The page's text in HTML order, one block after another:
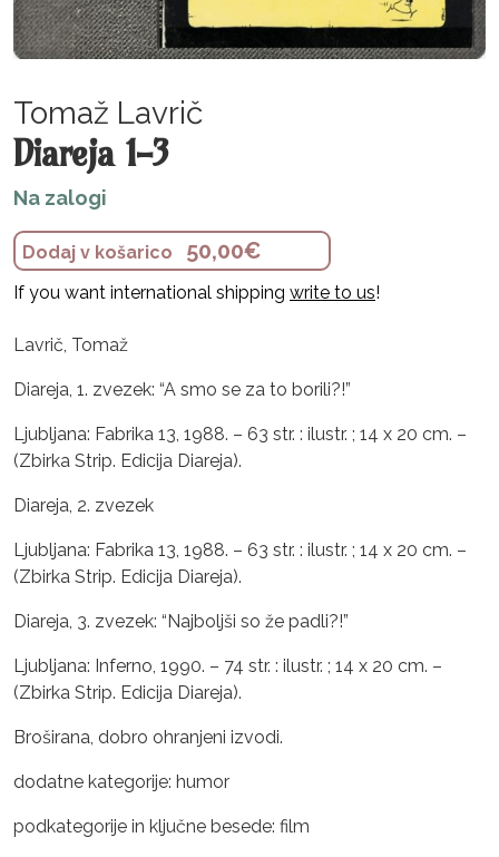
Tomaž Lavrič
Diareja 1-3
Na zalogi
Dodaj v košarico 50,00€
If you want international shipping write to us!
Lavrič, Tomaž
Diareja, 1. zvezek: “A smo se za to borili?!”
Ljubljana: Fabrika 13, 1988. – 63 str. : ilustr. ; 14 x 20 cm. –
(Zbirka Strip. Edicija Diareja).
Diareja, 2. zvezek
Ljubljana: Fabrika 13, 1988. – 63 str. : ilustr. ; 14 x 20 cm. –
(Zbirka Strip. Edicija Diareja).
Diareja, 3. zvezek: “Najboljši so že padli?!”
Ljubljana: Inferno, 1990. – 74 str. : ilustr. ; 14 x 20 cm. –
(Zbirka Strip. Edicija Diareja).
Broširana, dobro ohranjeni izvodi.
dodatne kategorije: humor
podkategorije in ključne besede: film